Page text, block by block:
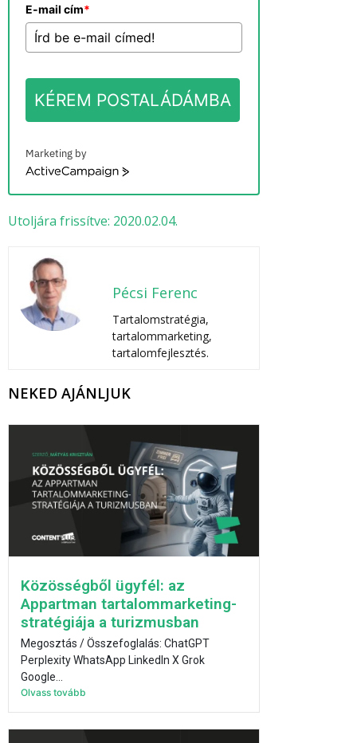
E-mail cím*
KÉREM POSTALÁDÁMBA
Marketing by
ActiveCampaign
Utoljára frissítve: 2020.02.04.
Pécsi Ferenc
Tartalomstratégia,
tartalommarketing,
tartalomfejlesztés.
NEKED AJÁNLJUK
Közösségből ügyfél: az
Appartman tartalommarketing-
stratégiája a turizmusban
Megosztás / Összefoglalás: ChatGPT
Perplexity WhatsApp LinkedIn X Grok
Google...
Olvass tovább